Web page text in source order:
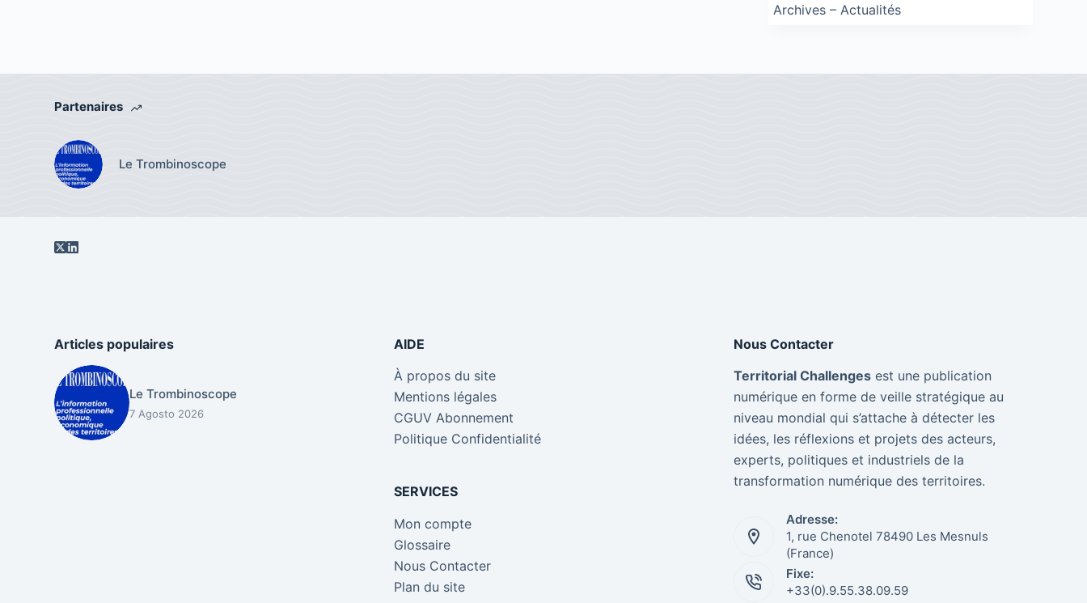
Archives – Actualités
Partenaires
Le Trombinoscope
Articles populaires
Le Trombinoscope
7 Agosto 2026
AIDE
À propos du site
Mentions légales
CGUV Abonnement
Politique Confidentialité
SERVICES
Mon compte
Glossaire
Nous Contacter
Plan du site
Nous Contacter
Territorial Challengesest une publication
numérique en forme de veille stratégique au
niveau mondial qui s’attache à détecter les
idées, les réflexions et projets des acteurs,
experts, politiques et industriels de la
transformation numérique des territoires.
Adresse:
1, rue Chenotel 78490 Les Mesnuls
(France)
Fixe:
+33(0).9.55.38.09.59